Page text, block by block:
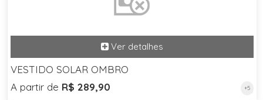
VESTIDO SOLAR OMBRO
A partir de R$ 289,90 +5